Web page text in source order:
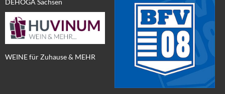
DEHOGA Sachsen
WEINE für Zuhause & MEHR